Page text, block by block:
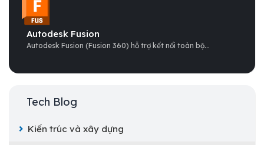
Autodesk Fusion
Autodesk Fusion (Fusion 360) hỗ trợ kết nối toàn bộ...
Tech Blog
Kiến trúc và xây dựng